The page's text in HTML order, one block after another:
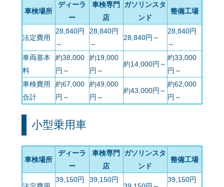
車検場所
ディーラ
ー
車検専門
店
ガソリンスタ
ンド
整備工場
法定費用
28,840円
～
28,840円
～
28,840円～
28,840円
～
車両基本
料
約38,000
円～
約19,000
円～
約14,000円～
約33,000
円～
車検費用
合計
約67,000
円～
約49,000
円～
約43,000円～
約62,000
円～
小型乗用車
車検場所
ディーラ
ー
車検専門
店
ガソリンスタ
ンド
整備工場
39,150円
39,150円
39,150円